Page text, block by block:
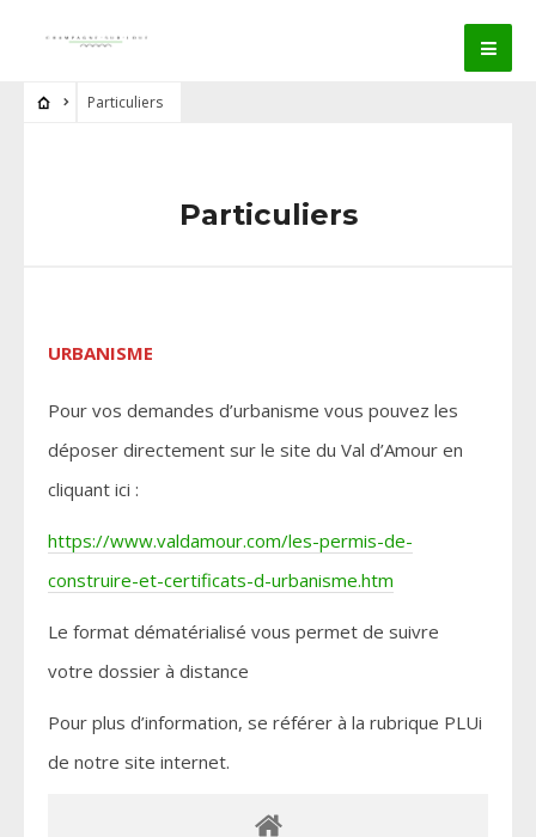
Particuliers
Particuliers
URBANISME
Pour vos demandes d’urbanisme vous pouvez les
déposer directement sur le site du Val d’Amour en
cliquant ici :
https://www.valdamour.com/les-permis-de-
construire-et-certificats-d-urbanisme.htm
Le format dématérialisé vous permet de suivre
votre dossier à distance
Pour plus d’information, se référer à la rubrique PLUi
de notre site internet.